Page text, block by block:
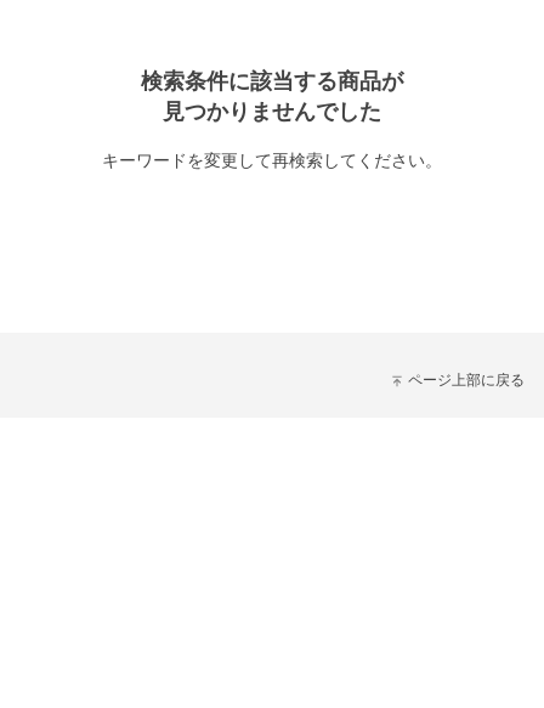
検索条件に該当する商品が
見つかりませんでした
キーワードを変更して再検索してください。
ページ上部に戻る